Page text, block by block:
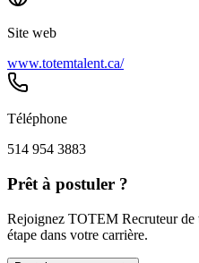
Site web
www.totemtalent.ca/
Téléphone
514 954 3883
Prêt à postuler ?
Rejoignez TOTEM Recruteur de
étape dans votre carrière.